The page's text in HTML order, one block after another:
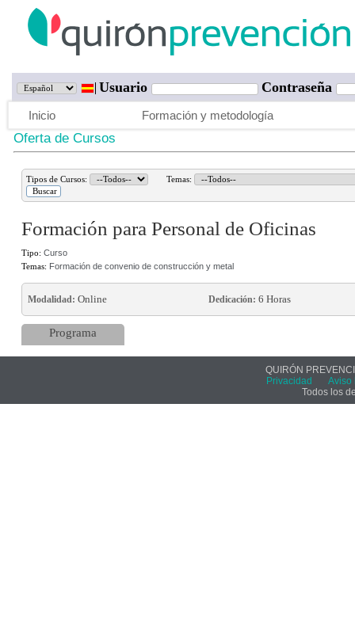
Usuario Contraseña
Inicio Formación y metodología
Oferta de Cursos
Tipos de Cursos: Temas:
Formación para Personal de Oficinas
Tipo: Curso
Temas: Formación de convenio de construcción y metal
Modalidad: Online Dedicación: 6 Horas
Programa
QUIRÓN
Privacidad
Aviso
Todos los